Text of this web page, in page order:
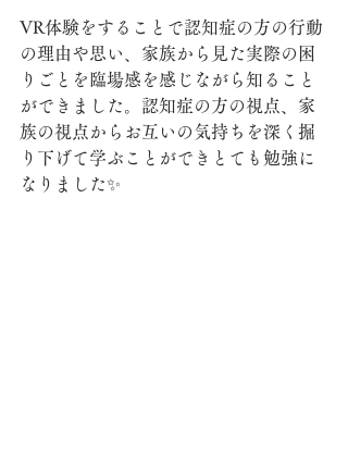
VR体験をすることで認知症の方の行動
の理由や思い、家族から見た実際の困
りごとを臨場感を感じながら知ること
ができました。認知症の方の視点、家
族の視点からお互いの気持ちを深く掘
り下げて学ぶことができとても勉強に
なりました✨